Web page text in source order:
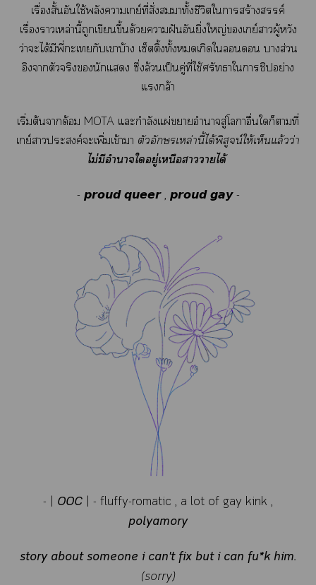
เรื่องสั้นอันใช้พลังาเกย์ที่สั่งสมมาทั้งชีวิตใาสร้างสรรค์
เรื่องาเหล่านี้ถูกเขียนขึ้นด้วยาฝันอันยิ่งใหญ่เกย์าผู้หวัง
ว่าะได้มีพี่ะเกับเาบ้าง เซ็ตติ้งทั้งเกิดใ าส่วน
อิงาตัวจริงนักแ ซึ่งล้วนเป็นคู่ที่ใช้ศรัทธาใาชิปอย่าง
แกล้า
เริ่มต้นาด้อม MOTA แะกำลังแผ่าอำนาจสู่โาอื่นใก็ตามที่
เกย์าประสงค์ะเพิ่มเข้าา ตัวอักษรเหล่านี้ได้พิสูจน์ให้เห็นแล้วว่า
ไม่มีอำนาจใอยู่เหนือาาได้
- 𝙥𝙧𝙤𝙪𝙙 𝙦𝙪𝙚𝙚𝙧 , 𝙥𝙧𝙤𝙪𝙙 𝙜𝙖𝙮 -
- | OOC | - fluffy-romatic , a lot of gay kink ,
polyamory
story about someone i can't fix but i can fu*k him.
(sorry)